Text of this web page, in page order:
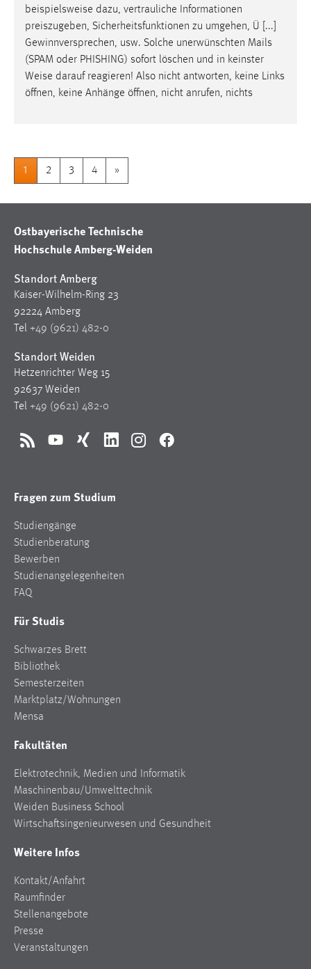
beispielsweise dazu, vertrauliche Informationen
preiszugeben, Sicherheitsfunktionen zu umgehen, Ü [...]
Gewinnversprechen, usw. Solche unerwünschten Mails
(SPAM oder PHISHING) sofort löschen und in keinster
Weise darauf reagieren! Also nicht antworten, keine Links
öffnen, keine Anhänge öffnen, nicht anrufen, nichts
1 2 3 4 »
Ostbayerische Technische
Hochschule Amberg-Weiden
Standort Amberg
Kaiser-Wilhelm-Ring 23
92224 Amberg
Tel +49 (9621) 482-0
Standort Weiden
Hetzenrichter Weg 15
92637 Weiden
Tel +49 (9621) 482-0
RSS YouTubeXing LinkedInInstagramFacebook
Fragen zum Studium
Studiengänge
Studienberatung
Bewerben
Studienangelegenheiten
FAQ
Für Studis
Schwarzes Brett
Bibliothek
Semesterzeiten
Marktplatz/Wohnungen
Mensa
Fakultäten
Elektrotechnik, Medien und Informatik
Maschinenbau/Umwelttechnik
Weiden Business School
Wirtschaftsingenieurwesen und Gesundheit
Weitere Infos
Kontakt/Anfahrt
Raumfinder
Stellenangebote
Presse
Veranstaltungen